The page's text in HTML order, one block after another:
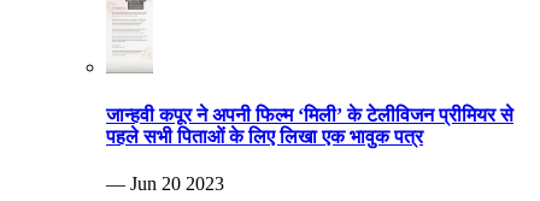
जान्हवी कपूर ने अपनी फिल्म ‘मिली’ के टेलीविजन प्रीमियर से
पहले सभी पिताओं के लिए लिखा एक भावुक पत्र
— Jun 20 2023